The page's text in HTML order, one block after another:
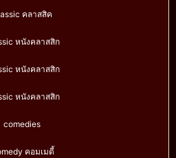
คลาสสิค
หนังคลาสสิก
หนังคลาสสิก
หนังคลาสสิก
comedies
คอมเมดี้